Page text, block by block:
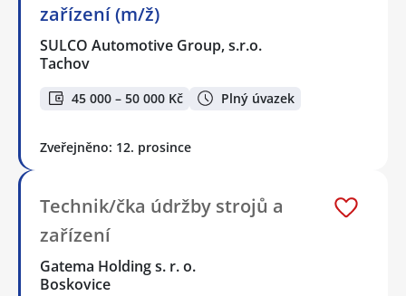
zařízení (m/ž)
SULCO Automotive Group, s.r.o.
Tachov
45 000 – 50 000 Kč Plný úvazek
Zveřejněno: 12. prosince
Technik/čka údržby strojů a
zařízení
Gatema Holding s. r. o.
Boskovice